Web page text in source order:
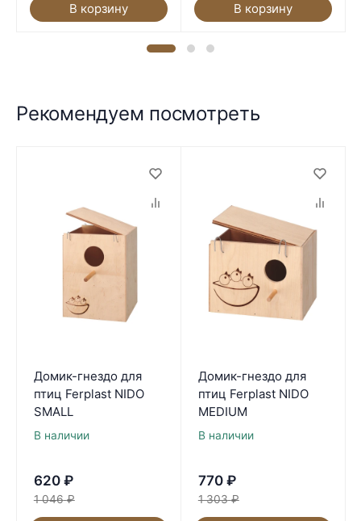
В корзину В корзину
Рекомендуем посмотреть
Домик-гнездо для
птиц Ferplast NIDO
SMALL
В наличии
620 ₽
1 046 ₽
Домик-гнездо для
птиц Ferplast NIDO
MEDIUM
В наличии
770 ₽
1 303 ₽